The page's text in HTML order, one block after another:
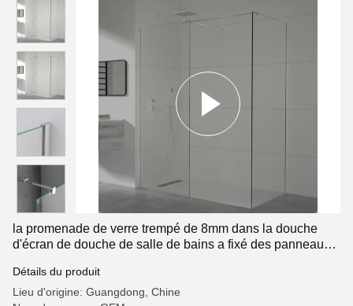
la promenade de verre trempé de 8mm dans la douche
d'écran de douche de salle de bains a fixé des panneaux
Détails du produit
Lieu d'origine: Guangdong, Chine